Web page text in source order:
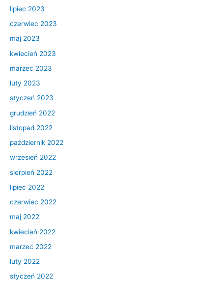
lipiec 2023
czerwiec 2023
maj 2023
kwiecień 2023
marzec 2023
luty 2023
styczeń 2023
grudzień 2022
listopad 2022
październik 2022
wrzesień 2022
sierpień 2022
lipiec 2022
czerwiec 2022
maj 2022
kwiecień 2022
marzec 2022
luty 2022
styczeń 2022